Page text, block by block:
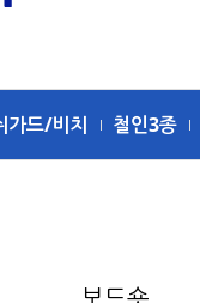
가드/비치 철인3종